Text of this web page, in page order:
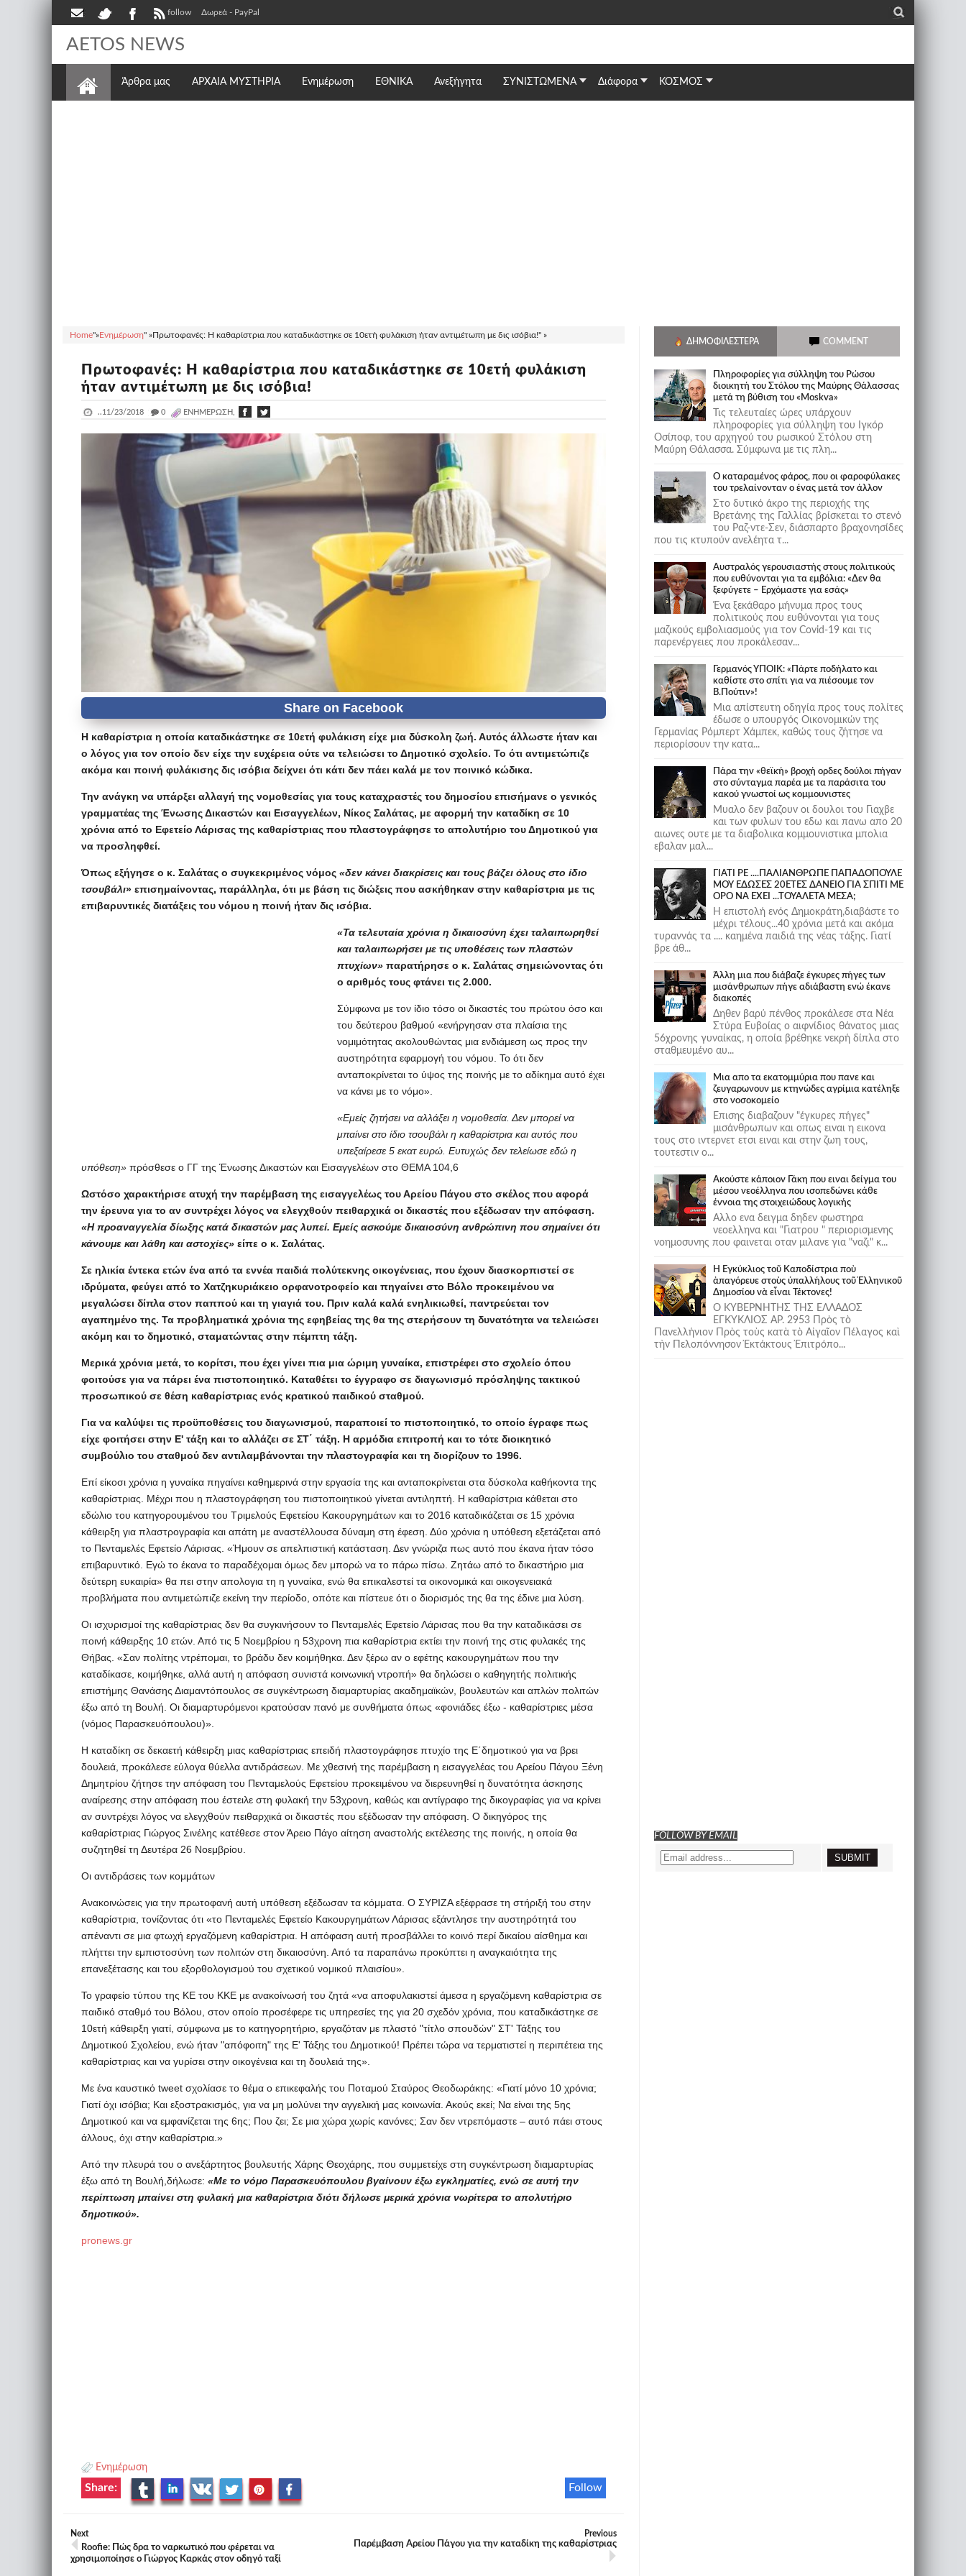
follow Δωρεά - PayPal _
AETOS NEWS
Άρθρα μας ΑΡΧΑΙΑ ΜΥΣΤΗΡΙΑ Ενημέρωση ΕΘΝΙΚΆ Ανεξήγητα ΣΥΝΙΣΤΩΜΕΝΑ Διάφορα ΚΟΣΜΟΣ
Home"»Ενημέρωση" »Πρωτοφανές: Η καθαρίστρια που καταδικάστηκε σε 10ετή φυλάκιση ήταν αντιμέτωπη με δις ισόβια!" »
Πρωτοφανές: Η καθαρίστρια που καταδικάστηκε σε 10ετή φυλάκιση
ήταν αντιμέτωπη με δις ισόβια!
..11/23/2018 _ 0 ΕΝΗΜΈΡΩΣΗ,
Η καθαρίστρια η οποία καταδικάστηκε σε 10ετή φυλάκιση είχε μια δύσκολη ζωή. Αυτός άλλωστε ήταν και
ο λόγος για τον οποίο δεν είχε την ευχέρεια ούτε να τελειώσει το Δημοτικό σχολείο. Το ότι αντιμετώπιζε
ακόμα και ποινή φυλάκισης δις ισόβια δείχνει ότι κάτι δεν πάει καλά με τον ποινικό κώδικα.
Την ανάγκη να υπάρξει αλλαγή της νομοθεσίας για τους καταχραστές του δημοσίου επισήμανε ο γενικός
γραμματέας της Ένωσης Δικαστών και Εισαγγελέων, Νίκος Σαλάτας, με αφορμή την καταδίκη σε 10
χρόνια από το Εφετείο Λάρισας της καθαρίστριας που πλαστογράφησε το απολυτήριο του Δημοτικού για
να προσληφθεί.
Όπως εξήγησε ο κ. Σαλάτας ο συγκεκριμένος νόμος «δεν κάνει διακρίσεις και τους βάζει όλους στο ίδιο
τσουβάλι» επισημαίνοντας, παράλληλα, ότι με βάση τις διώξεις που ασκήθηκαν στην καθαρίστρια με τις
επιβαρυντικές διατάξεις του νόμου η ποινή ήταν δις ισόβια.
«Τα τελευταία χρόνια η δικαιοσύνη έχει ταλαιπωρηθεί
και ταλαιπωρήσει με τις υποθέσεις των πλαστών
πτυχίων» παρατήρησε ο κ. Σαλάτας σημειώνοντας ότι
ο αριθμός τους φτάνει τις 2.000.
Σύμφωνα με τον ίδιο τόσο οι δικαστές του πρώτου όσο και
του δεύτερου βαθμού «ενήργησαν στα πλαίσια της
νομιμότητας ακολουθώντας μια ενδιάμεση ως προς την
αυστηρότητα εφαρμογή του νόμου. Το ότι δεν
ανταποκρίνεται το ύψος της ποινής με το αδίκημα αυτό έχει
να κάνει με το νόμο».
«Εμείς ζητήσει να αλλάξει η νομοθεσία. Δεν μπορεί να
μπαίνει στο ίδιο τσουβάλι η καθαρίστρια και αυτός που
υπεξαίρεσε 5 εκατ ευρώ. Ευτυχώς δεν τελείωσε εδώ η
υπόθεση» πρόσθεσε ο ΓΓ της Ένωσης Δικαστών και Εισαγγελέων στο ΘΕΜΑ 104,6​
Ωστόσο χαρακτήρισε ατυχή την παρέμβαση της εισαγγελέως του Αρείου Πάγου στο σκέλος που αφορά
την έρευνα για το αν συντρέχει λόγος να ελεγχθούν πειθαρχικά οι δικαστές που εξέδωσαν την απόφαση.
«Η προαναγγελία δίωξης κατά δικαστών μας λυπεί. Εμείς ασκούμε δικαιοσύνη ανθρώπινη που σημαίνει ότι
κάνουμε και λάθη και αστοχίες» είπε ο κ. Σαλάτας.
Σε ηλικία έντεκα ετών ένα από τα εννέα παιδιά πολύτεκνης οικογένειας, που έχουν διασκορπιστεί σε
ιδρύματα, φεύγει από το Χατζηκυριάκειο ορφανοτροφείο και πηγαίνει στο Βόλο προκειμένου να
μεγαλώσει δίπλα στον παππού και τη γιαγιά του. Πριν καλά καλά ενηλικιωθεί, παντρεύεται τον
αγαπημένο της. Τα προβληματικά χρόνια της εφηβείας της θα της στερήσουν τη δυνατότητα να τελειώσει
ακόμη και το δημοτικό, σταματώντας στην πέμπτη τάξη.
Μερικά χρόνια μετά, το κορίτσι, που έχει γίνει πια μια ώριμη γυναίκα, επιστρέφει στο σχολείο όπου
φοιτούσε για να πάρει ένα πιστοποιητικό. Καταθέτει το έγγραφο σε διαγωνισμό πρόσληψης τακτικού
προσωπικού σε θέση καθαρίστριας ενός κρατικού παιδικού σταθμού.
Για να καλύψει τις προϋποθέσεις του διαγωνισμού, παραποιεί το πιστοποιητικό, το οποίο έγραφε πως
είχε φοιτήσει στην Ε' τάξη και το αλλάζει σε ΣΤ΄ τάξη. Η αρμόδια επιτροπή και το τότε διοικητικό
συμβούλιο του σταθμού δεν αντιλαμβάνονται την πλαστογραφία και τη διορίζουν το 1996.
Επί είκοσι χρόνια η γυναίκα πηγαίνει καθημερινά στην εργασία της και ανταποκρίνεται στα δύσκολα καθήκοντα της
καθαρίστριας. Μέχρι που η πλαστογράφηση του πιστοποιητικού γίνεται αντιληπτή. Η καθαρίστρια κάθεται στο
εδώλιο του κατηγορουμένου του Τριμελούς Εφετείου Κακουργημάτων και το 2016 καταδικάζεται σε 15 χρόνια
κάθειρξη για πλαστρογραφία και απάτη με αναστέλλουσα δύναμη στη έφεση. Δύο χρόνια η υπόθεση εξετάζεται από
το Πενταμελές Εφετείο Λάρισας. «Ήμουν σε απελπιστική κατάσταση. Δεν γνώριζα πως αυτό που έκανα ήταν τόσο
επιβαρυντικό. Εγώ το έκανα το παραδέχομαι όμως δεν μπορώ να το πάρω πίσω. Ζητάω από το δικαστήριο μια
δεύτερη ευκαιρία» θα πει στην απολογια τη η γυναίκα, ενώ θα επικαλεστεί τα οικονομικά και οικογενειακά
προβλήματα που αντιμετώπιζε εκείνη την περίοδο, οπότε και πίστευε ότι ο διορισμός της θα της έδινε μια λύση.
Οι ισχυρισμοί της καθαρίστριας δεν θα συγκινήσουν το Πενταμελές Εφετείο Λάρισας που θα την καταδικάσει σε
ποινή κάθειρξης 10 ετών. Από τις 5 Νοεμβρίου η 53χρονη πια καθαρίστρια εκτίει την ποινή της στις φυλακές της
Θήβας. «Σαν πολίτης ντρέπομαι, το βράδυ δεν κοιμήθηκα. Δεν ξέρω αν ο εφέτης κακουργημάτων που την
καταδίκασε, κοιμήθηκε, αλλά αυτή η απόφαση συνιστά κοινωνική ντροπή» θα δηλώσει ο καθηγητής πολιτικής
επιστήμης Θανάσης Διαμαντόπουλος σε συγκέντρωση διαμαρτυρίας ακαδημαϊκών, βουλευτών και απλών πολιτών
έξω από τη Βουλή. Οι διαμαρτυρόμενοι κρατούσαν πανό με συνθήματα όπως «φονιάδες έξω - καθαρίστριες μέσα
(νόμος Παρασκευόπουλου)».
Η καταδίκη σε δεκαετή κάθειρξη μιας καθαρίστριας επειδή πλαστογράφησε πτυχίο της Ε΄δημοτικού για να βρει
δουλειά, προκάλεσε εύλογα θύελλα αντιδράσεων. Με χθεσινή της παρέμβαση η εισαγγελέας του Αρείου Πάγου Ξένη
Δημητρίου ζήτησε την απόφαση του Πενταμελούς Εφετείου προκειμένου να διερευνηθεί η δυνατότητα άσκησης
αναίρεσης στην απόφαση που έστειλε στη φυλακή την 53χρονη, καθώς και αντίγραφο της δικογραφίας για να κρίνει
αν συντρέχει λόγος να ελεγχθούν πειθαρχικά οι δικαστές που εξέδωσαν την απόφαση. Ο δικηγόρος της
καθαρίστριας Γιώργος Σινέλης κατέθεσε στον Άρειο Πάγο αίτηση αναστολής εκτέλεσης της ποινής, η οποία θα
συζητηθεί τη Δευτέρα 26 Νοεμβρίου.
Οι αντιδράσεις των κομμάτων
Ανακοινώσεις για την πρωτοφανή αυτή υπόθεση εξέδωσαν τα κόμματα. Ο ΣΥΡΙΖΑ εξέφρασε τη στήριξή του στην
καθαρίστρια, τονίζοντας ότι «το Πενταμελές Εφετείο Κακουργημάτων Λάρισας εξάντλησε την αυστηρότητά του
απέναντι σε μια φτωχή εργαζόμενη καθαρίστρια. Η απόφαση αυτή προσβάλλει το κοινό περί δικαίου αίσθημα και
πλήττει την εμπιστοσύνη των πολιτών στη δικαιοσύνη. Από τα παραπάνω προκύπτει η αναγκαιότητα της
επανεξέτασης και του εξορθολογισμού του σχετικού νομικού πλαισίου».
Το γραφείο τύπου της ΚΕ του ΚΚΕ με ανακοίνωσή του ζητά «να αποφυλακιστεί άμεσα η εργαζόμενη καθαρίστρια σε
παιδικό σταθμό του Βόλου, στον οποίο προσέφερε τις υπηρεσίες της για 20 σχεδόν χρόνια, που καταδικάστηκε σε
10ετή κάθειρξη γιατί, σύμφωνα με το κατηγορητήριο, εργαζόταν με πλαστό "τίτλο σπουδών" ΣΤ' Τάξης του
Δημοτικού Σχολείου, ενώ ήταν "απόφοιτη" της Ε' Τάξης του Δημοτικού! Πρέπει τώρα να τερματιστεί η περιπέτεια της
καθαρίστριας και να γυρίσει στην οικογένεια και τη δουλειά της».
Με ένα καυστικό tweet σχολίασε το θέμα ο επικεφαλής του Ποταμού Σταύρος Θεοδωράκης: «Γιατί μόνο 10 χρόνια;
Γιατί όχι ισόβια; Και εξοστρακισμός, για να μη μολύνει την αγγελική μας κοινωνία. Ακούς εκεί; Να είναι της 5ης
Δημοτικού και να εμφανίζεται της 6ης; Που ζει; Σε μια χώρα χωρίς κανόνες; Σαν δεν ντρεπόμαστε – αυτό πάει στους
άλλους, όχι στην καθαρίστρια.»
Από την πλευρά του ο ανεξάρτητος βουλευτής Χάρης Θεοχάρης, που συμμετείχε στη συγκέντρωση διαμαρτυρίας
έξω από τη Βουλή,δήλωσε: «Με το νόμο Παρασκευόπουλου βγαίνουν έξω εγκληματίες, ενώ σε αυτή την
περίπτωση μπαίνει στη φυλακή μια καθαρίστρια διότι δήλωσε μερικά χρόνια νωρίτερα το απολυτήριο
δημοτικού».
pronews.gr
Ενημέρωση
Follow
Share:
Next
Roofie: Πώς δρα το ναρκωτικό που φέρεται να
χρησιμοποίησε ο Γιώργος Καρκάς στον οδηγό ταξί
Previous
Παρέμβαση Αρείου Πάγου για την καταδίκη της καθαρίστριας
ΔΗΜΟΦΙΛΈΣΤΕΡΑ COMMENT
Πληροφορίες για σύλληψη του Ρώσου
διοικητή του Στόλου της Mαύρης Θάλασσας
μετά τη βύθιση του «Moskva»
Τις τελευταίες ώρες υπάρχουν
πληροφορίες για σύλληψη του Ιγκόρ
Οσίποφ, του αρχηγού του ρωσικού Στόλου στη
Μαύρη Θάλασσα. Σύμφωνα με τις πλη...
Ο καταραμένος φάρος, που οι φαροφύλακες
του τρελαίνονταν ο ένας μετά τον άλλον
Στο δυτικό άκρο της περιοχής της
Βρετάνης της Γαλλίας βρίσκεται το στενό
του Ραζ-ντε-Σεν, διάσπαρτο βραχονησίδες
που τις κτυπούν ανελέητα τ...
Αυστραλός γερουσιαστής στους πολιτικούς
που ευθύνονται για τα εμβόλια: «Δεν θα
ξεφύγετε – Ερχόμαστε για εσάς»
Ένα ξεκάθαρο μήνυμα προς τους
πολιτικούς που ευθύνονται για τους
μαζικούς εμβολιασμούς για τον Covid-19 και τις
παρενέργειες που προκάλεσαν...
Γερμανός ΥΠΟΙΚ: «Πάρτε ποδήλατο και
καθίστε στο σπίτι για να πιέσουμε τον
Β.Πούτιν»!
Μια απίστευτη οδηγία προς τους πολίτες
έδωσε ο υπουργός Οικονομικών της
Γερμανίας Ρόμπερτ Χάμπεκ, καθώς τους ζήτησε να
περιορίσουν την κατα...
Πάρα την «θεϊκή» βροχή ορδες δούλοι πήγαν
στο σύνταγμα παρέα με τα παράσιτα του
κακού γνωστοί ως κομμουνιστες
Μυαλο δεν βαζουν οι δουλοι του Γιαχβε
και των φυλων του εδω και πανω απο 20
αιωνες ουτε με τα διαβολικα κομμουνιστικα μπολια
εβαλαν μαλ...
ΓΙΑΤΙ ΡΕ ....ΠΑΛΙΑΝΘΡΩΠΕ ΠΑΠΑΔΟΠΟΥΛΕ
ΜΟΥ ΕΔΩΣΕΣ 20ΕΤΕΣ ΔΑΝΕΙΟ ΓΙΑ ΣΠΙΤΙ ΜΕ
ΟΡΟ ΝΑ ΕΧΕΙ ...ΤΟΥΑΛΕΤΑ ΜΕΣΑ;
Η επιστολή ενός Δημοκράτη,διαβάστε το
μέχρι τέλους...40 χρόνια μετά και ακόμα
τυραννάς τα .... καημένα παιδιά της νέας τάξης. Γιατί
βρε άθ...
Άλλη μια που διάβαζε έγκυρες πήγες των
μισάνθρωπων πήγε αδιάβαστη ενώ έκανε
διακοπές
Δηθεν βαρύ πένθος προκάλεσε στα Νέα
Στύρα Ευβοίας ο αιφνίδιος θάνατος μιας
56χρονης γυναίκας, η οποία βρέθηκε νεκρή δίπλα στο
σταθμευμένο αυ...
Μια απο τα εκατομμύρια που πανε και
ζευγαρωνουν με κτηνώδες αγρίμια κατέληξε
στο νοσοκομείο
Επισης διαβαζουν "έγκυρες πήγες"
μισάνθρωπων και οπως ειναι η εικονα
τους στο ιντερνετ ετσι ειναι και στην ζωη τους,
τουτεστιν ο...
Ακούστε κάποιον Γάκη που ειναι δείγμα του
μέσου νεοέλληνα που ισοπεδώνει κάθε
έννοια της στοιχειώδους λογικής
Αλλο ενα δειγμα δηδεν φωστηρα
νεοελληνα και "Γιατρου " περιορισμενης
νοημοσυνης που φαινεται οταν μιλανε για "ναζι" κ...
Ἡ Ἐγκύκλιος τοῦ Καποδίστρια ποὺ
ἀπαγόρευε στοὺς ὑπαλλήλους τοῦ Ἑλληνικοῦ
Δημοσίου νὰ εἶναι Τέκτονες!
Ο ΚΥΒΕΡΝΗΤΗΣ ΤΗΣ ΕΛΛΑΔΟΣ
ΕΓΚΥΚΛΙΟΣ ΑΡ. 2953 Πρὸς τὸ
Πανελλήνιον Πρὸς τοὺς κατὰ τὸ Αἰγαῖον Πέλαγος καὶ
τὴν Πελοπόννησον Ἐκτάκτους Ἐπιτρόπο...
FOLLOW BY EMAIL